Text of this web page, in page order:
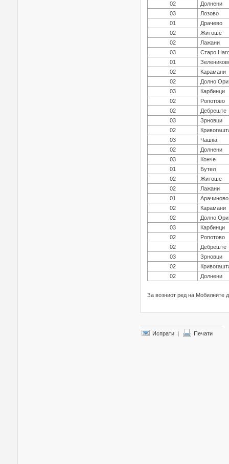
02
Долнени
03
Лозово
01
Драчево
02
Житоше
02
Лажани
03
Старо
01
02
Карамани
02
Долно
03
Карбинци
02
Ропотово
02
Дебреште
03
Зрновци
02
03
Чашка
02
Долнени
03
Конче
01
Бутел
02
Житоше
02
Лажани
01
Арачиново
02
Карамани
02
Долно
03
Карбинци
02
Ропотово
02
Дебреште
03
Зрновци
02
02
Долнени
За возниот ред на Мобилните
Испрати | Печати